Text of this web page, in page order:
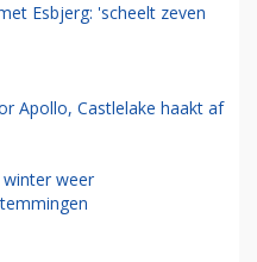
Esbjerg: 'scheelt zeven
Apollo, Castlelake haakt af
weer